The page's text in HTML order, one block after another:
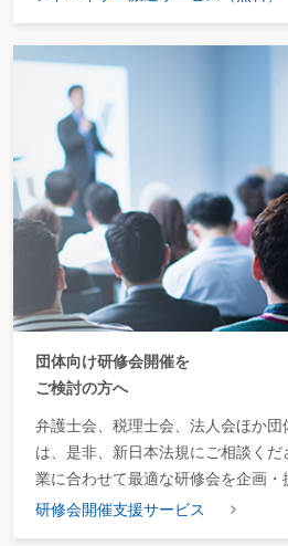
団体向け研修会開催を
ご検討の方へ
弁護士会、税理士会、法人会ほか
は、是非、新日本法規にご相談く
業に合わせて最適な研修会を企画・
研修会開催支援サービス